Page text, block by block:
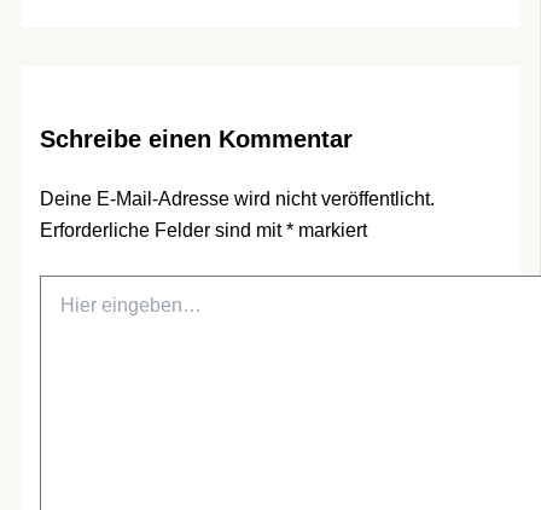
Schreibe einen Kommentar
Deine E-Mail-Adresse wird nicht veröffentlicht.
Erforderliche Felder sind mit*markiert
eingeben…